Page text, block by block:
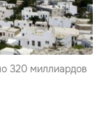
320 миллиардов